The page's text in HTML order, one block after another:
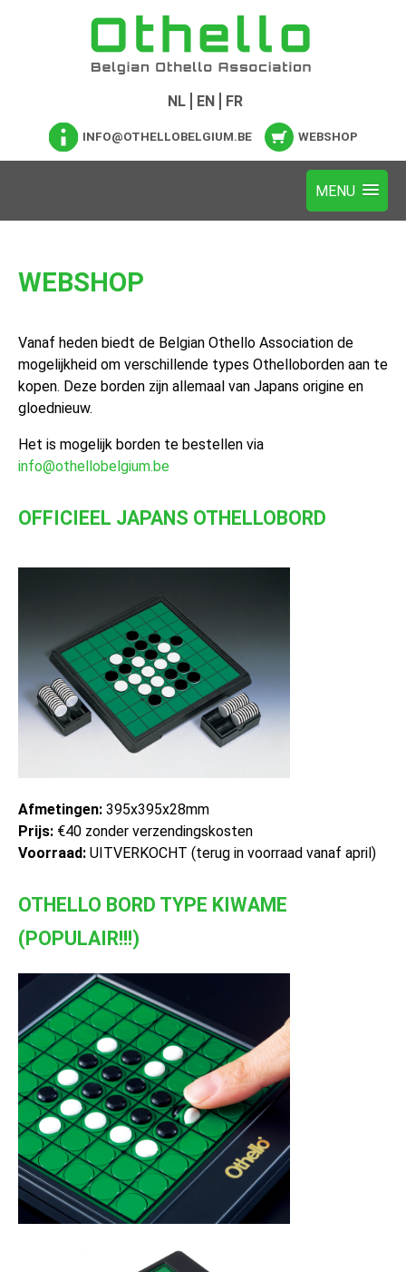
NL EN FR
INFO@OTHELLOBELGIUM.BE WEBSHOP
WEBSHOP
Vanaf heden biedt de Belgian Othello Association de
mogelijkheid om verschillende types Othelloborden aan te
kopen. Deze borden zijn allemaal van Japans origine en
gloednieuw.
Het is mogelijk borden te bestellen via
info@othellobelgium.be
OFFICIEEL JAPANS OTHELLOBORD
Afmetingen: 395x395x28mm
Prijs: €40 zonder verzendingskosten
Voorraad: UITVERKOCHT (terug in voorraad vanaf april)
OTHELLO BORD TYPE KIWAME
(POPULAIR!!!)